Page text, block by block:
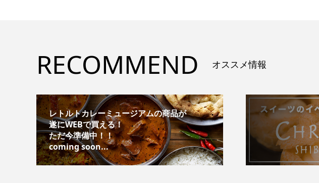
RECOMMEND オススメ情報
レトルトカレーミュージアムの商品が
遂にWEBで買える！
ただ今準備中！！
coming soon...